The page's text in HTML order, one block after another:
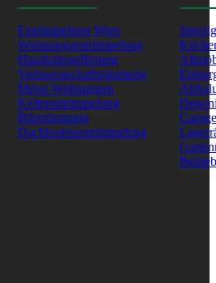
Entrümpelung Wien
Wohnungsentrümpelung
Haushaltsauflösung
Verlassenschaftsräumung
Messi-Wohnungen
Kellerentrümpelung
Büroräumung
Dachbodenentrümpelung